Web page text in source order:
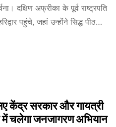
दक्षिण अफ्रीका के पूर्व राष्ट्रपति
पहुंचे, जहां उन्होंने सिद्ध पीठ…
केंद्र सरकार और गायत्री
में चलेगा जनजागरण अभियान